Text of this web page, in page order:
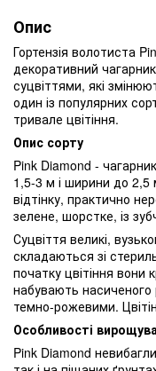
Опис
Гортензія волотиста
декоративний
суцвіттями, які
один із популярних
тривале цвітіння.
Опис сорту
Pink Diamond -
1,5-3 м і ширини до 2,5
відтінку, практично
зелене, шорстке, із
Суцвіття великі,
складаються зі
початку цвітіння вони
набувають насиченого
темно-рожевими.
Особливості
Pink Diamond